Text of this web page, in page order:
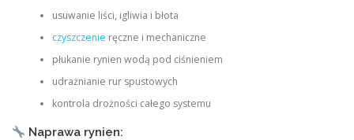
usuwanie liści, igliwia i błota
czyszczenie ręczne i mechaniczne
płukanie rynien wodą pod ciśnieniem
udrażnianie rur spustowych
kontrola drożności całego systemu
Naprawa rynien: